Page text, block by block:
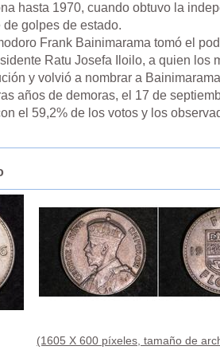
hasta 1970, cuando obtuvo la
golpes de estado.
Frank Bainimarama tomó el
Ratu Josefa Iloilo, a quien los
y volvió a nombrar a
años de demoras, el 17 de
el 59,2% de los votos y los
(1605 X 600 píxeles, tamaño de